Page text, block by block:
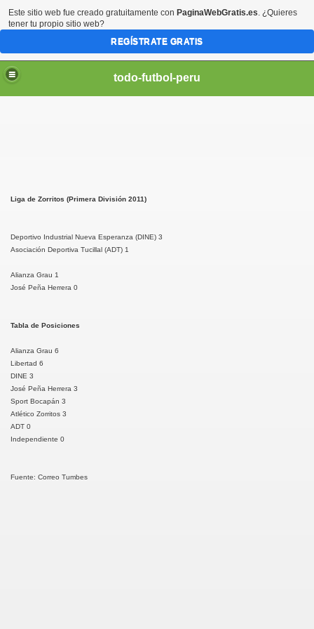
todo-futbol-peru
Liga de Zorritos (Primera División 2011)
Deportivo Industrial Nueva Esperanza (DINE) 3
Asociación Deportiva Tucillal (ADT) 1
Alianza Grau 1
José Peña Herrera 0
Tabla de Posiciones
Alianza Grau 6
Libertad 6
DINE 3
José Peña Herrera 3
Sport Bocapán 3
Atlético Zorritos 3
ADT 0
Independiente 0
Fuente: Correo Tumbes
Este sitio web fue creado gratuitamente con PaginaWebGratis.es. ¿Quieres
tener tu propio sitio web?
REGÍSTRATE GRATIS